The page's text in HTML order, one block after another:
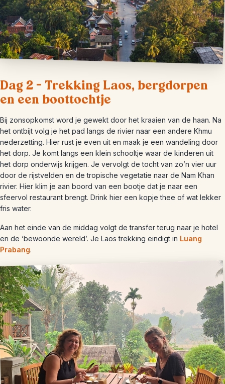
Dag 2 – Trekking Laos, bergdorpen
en een boottochtje
Bij zonsopkomst word je gewekt door het kraaien van de haan. Na
het ontbijt volg je het pad langs de rivier naar een andere Khmu
nederzetting. Hier rust je even uit en maak je een wandeling door
het dorp. Je komt langs een klein schooltje waar de kinderen uit
het dorp onderwijs krijgen. Je vervolgt de tocht van zo’n vier uur
door de rijstvelden en de tropische vegetatie naar de Nam Khan
rivier. Hier klim je aan boord van een bootje dat je naar een
sfeervol restaurant brengt. Drink hier een kopje thee of wat lekker
fris water.
Aan het einde van de middag volgt de transfer terug naar je hotel
en de ‘bewoonde wereld’. Je Laos trekking eindigt in Luang
Prabang.